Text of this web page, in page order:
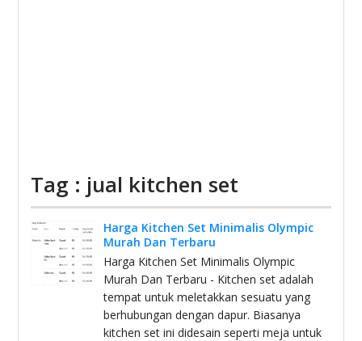
Tag : jual kitchen set
Harga Kitchen Set Minimalis Olympic
Murah Dan Terbaru
Harga Kitchen Set Minimalis Olympic
Murah Dan Terbaru - Kitchen set adalah
tempat untuk meletakkan sesuatu yang
berhubungan dengan dapur. Biasanya
kitchen set ini didesain seperti meja untuk